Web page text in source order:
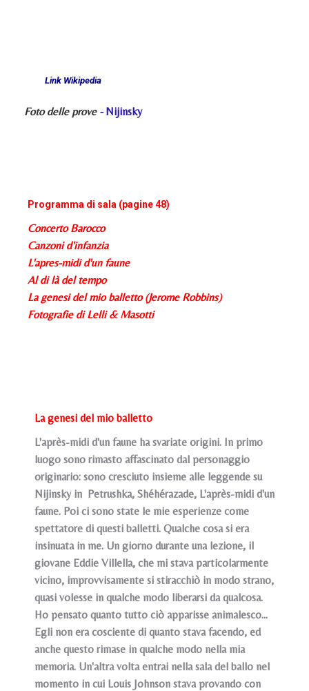
Link Wikipedia
Foto delle prove-Nijinsky
Programma di sala (pagine 48)
Concerto Barocco
Canzoni d'infanzia
L'apres-midi d'un faune
Al di là del tempo
La genesi del mio balletto (Jerome Robbins)
Fotografie di Lelli & Masotti
La genesi del mio balletto
L'après-midi d'un faune ha svariate origini. In primo
luogo sono rimasto affascinato dal personaggio
originario: sono cresciuto insieme alle leggende su
Nijinsky in Petrushka, Shéhérazade, L'après-midi d'un
faune. Poi ci sono state le mie esperienze come
spettatore di questi balletti. Qualche cosa si era
insinuata in me. Un giorno durante una lezione, il
giovane Eddie Villella, che mi stava particolarmente
vicino, improvvisamente si stiracchiò in modo strano,
quasi volesse in qualche modo liberarsi da qualcosa.
Ho pensato quanto tutto ciò apparisse animalesco...
Egli non era cosciente di quanto stava facendo, ed
anche questo rimase in qualche modo nella mia
memoria. Un'altra volta entrai nella sala del ballo nel
momento in cui Louis Johnson stava provando con